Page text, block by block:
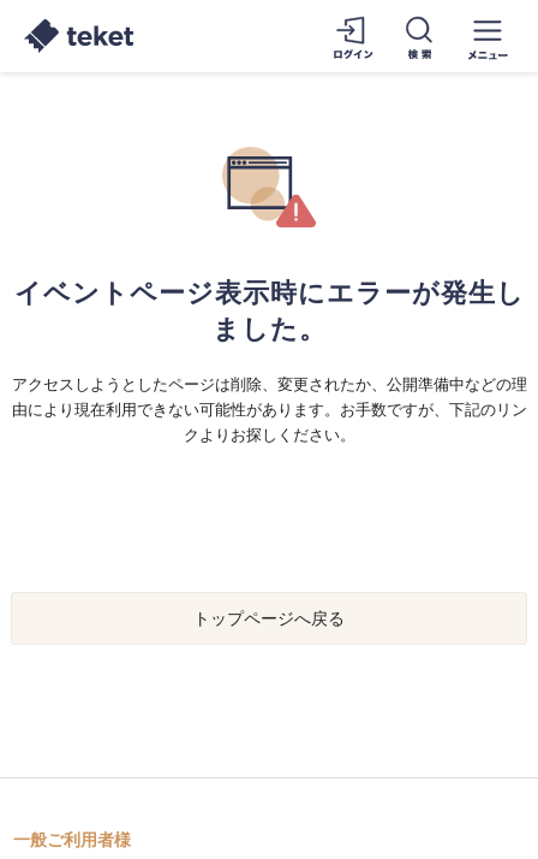
イベントページ表示時にエラーが発生し
ました。
アクセスしようとしたページは削除、変更されたか、公開準備中などの理
由により現在利用できない可能性があります。お手数ですが、下記のリン
クよりお探しください。
トップページへ戻る
一般ご利用者様